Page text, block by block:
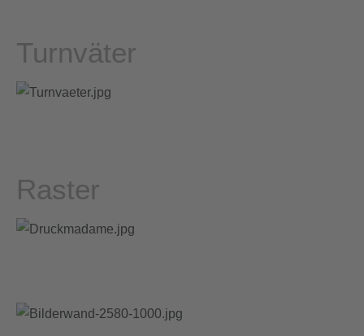
Turnväter
Raster